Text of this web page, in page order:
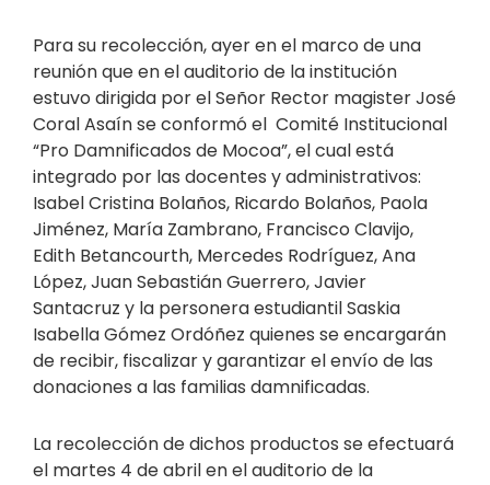
Para su recolección, ayer en el marco de una
reunión que en el auditorio de la institución
estuvo dirigida por el Señor Rector magister José
Coral Asaín se conformó el Comité Institucional
“Pro Damnificados de Mocoa”, el cual está
integrado por las docentes y administrativos:
Isabel Cristina Bolaños, Ricardo Bolaños, Paola
Jiménez, María Zambrano, Francisco Clavijo,
Edith Betancourth, Mercedes Rodríguez, Ana
López, Juan Sebastián Guerrero, Javier
Santacruz y la personera estudiantil Saskia
Isabella Gómez Ordóñez quienes se encargarán
de recibir, fiscalizar y garantizar el envío de las
donaciones a las familias damnificadas.
La recolección de dichos productos se efectuará
el martes 4 de abril en el auditorio de la